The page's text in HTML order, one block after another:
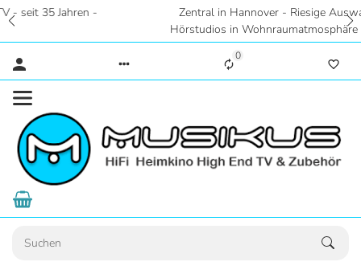
Zentral in Hannover - Riesige Auswahl auf 2 Etagen -
Hörstudios in Wohnraumatmosphäre - Eigene Parkplätze
0